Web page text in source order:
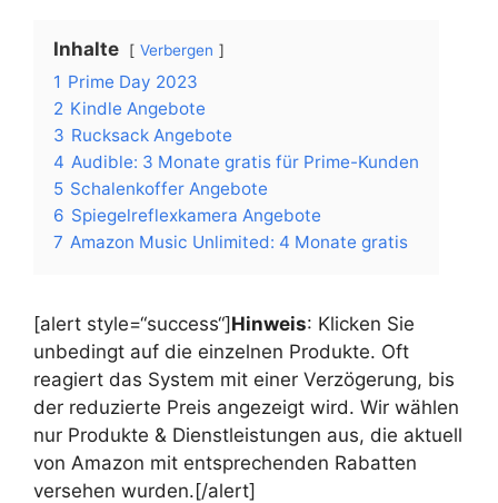
Inhalte Verbergen
1 Prime Day 2023
2 Kindle Angebote
3 Rucksack Angebote
4 Audible: 3 Monate gratis für Prime-Kunden
5 Schalenkoffer Angebote
6 Spiegelreflexkamera Angebote
7 Amazon Music Unlimited: 4 Monate gratis
[alert style=“success“]Hinweis: Klicken Sie
unbedingt auf die einzelnen Produkte. Oft
reagiert das System mit einer Verzögerung, bis
der reduzierte Preis angezeigt wird. Wir wählen
nur Produkte & Dienstleistungen aus, die aktuell
von Amazon mit entsprechenden Rabatten
versehen wurden.[/alert]